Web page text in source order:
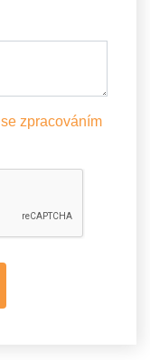
zpracováním